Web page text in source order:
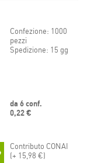
Confezione: 1000
pezzi
Spedizione: 15 gg
da 6 conf.
0,22 €
Contributo CONAI
(+ 15,98 €)